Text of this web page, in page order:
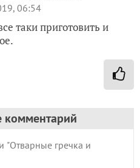
06:54
таки приготовить и
комментарий